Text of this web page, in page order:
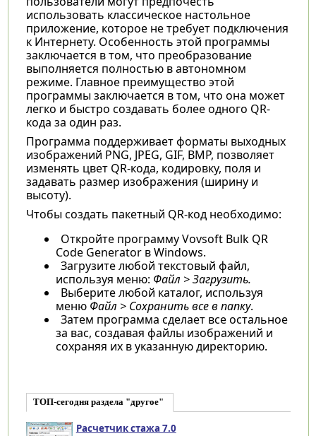
использовать классическое настольное
приложение, которое не требует подключения
к Интернету. Особенность этой программы
заключается в том, что преобразование
выполняется полностью в автономном
режиме. Главное преимущество этой
программы заключается в том, что она может
легко и быстро создавать более одного QR-
кода за один раз.
Программа поддерживает форматы выходных
изображений PNG, JPEG, GIF, BMP, позволяет
изменять цвет QR-кода, кодировку, поля и
задавать размер изображения (ширину и
высоту).
Чтобы создать пакетный QR-код необходимо:
Откройте программу Vovsoft Bulk QR
Code Generator в Windows.
Загрузите любой текстовый файл,
используя меню: Файл > Загрузить.
Выберите любой каталог, используя
меню Файл > Сохранить все в папку.
Затем программа сделает все остальное
за вас, создавая файлы изображений и
сохраняя их в указанную директорию.
ТОП-сегодня раздела "другое"
Расчетчик стажа 7.0